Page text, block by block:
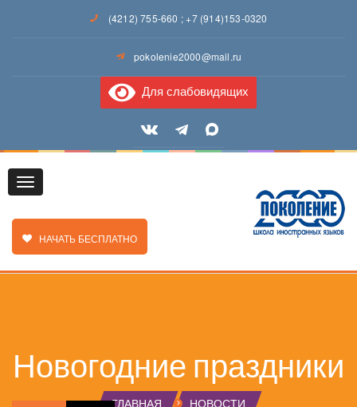
(4212) 755-660 ;+7 (914)153-0320
pokolenie2000@mail.ru
Для слабовидящих
Toggle
ЗАКАЗАТЬ ЗВОНОК
НАЧАТЬ БЕСПЛАТНО
Новогодние праздники
ГЛАВНАЯ НОВОСТИ